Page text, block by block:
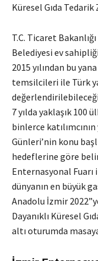
Küresel Gıda
T.C. Ticaret
Belediyesi ev
2015 yılından bu
temsilcileri ile Türk
7 yılda yaklaşık 100
binlerce
Günleri’nin konu
hedeflerine göre
Enternasyonal Fuarı
dünyanın en büyük
Anadolu İzmir
Dayanıklı Küresel
altı oturumda